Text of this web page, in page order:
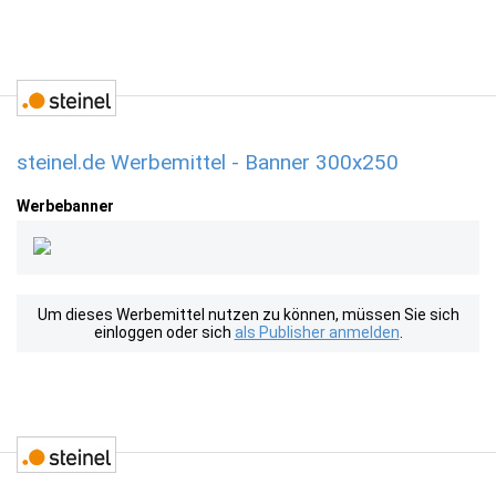
steinel.de Werbemittel - Banner 300x250
Werbebanner
Um dieses Werbemittel nutzen zu können, müssen Sie sich
einloggen oder sich als Publisher anmelden